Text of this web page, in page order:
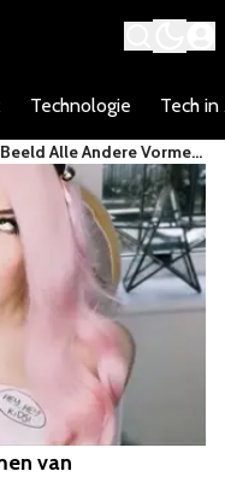
Technologie Tech in
Alle Andere Vormen
Overneemt?
van